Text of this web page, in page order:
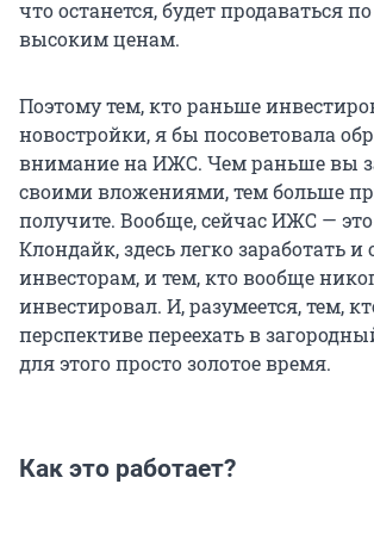
что останется, будет продаваться
высоким ценам.
Поэтому тем, кто раньше
новостройки, я бы посоветовала
внимание на ИЖС. Чем раньше вы
своими вложениями, тем больше
получите. Вообще, сейчас ИЖС —
Клондайк, здесь легко заработать
инвесторам, и тем, кто вообще
инвестировал. И, разумеется, тем,
перспективе переехать в
для этого просто золотое время.
Как это работает?